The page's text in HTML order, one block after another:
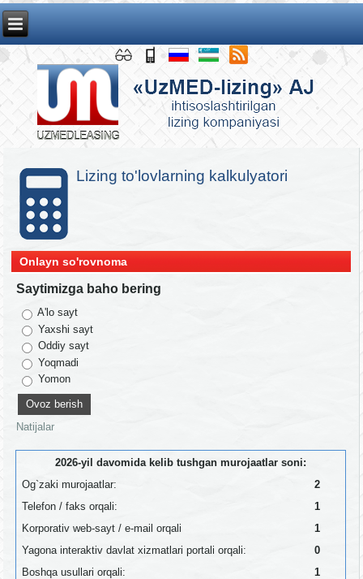
Lizing to'lovlarning kalkulyatori
Onlayn so'rovnoma
Saytimizga baho bering
A'lo sayt
Yaxshi sayt
Oddiy sayt
Yoqmadi
Yomon
Natijalar
2026-yil davomida kelib tushgan murojaatlar soni:
Og`zaki murojaatlar:
2
Telefon / faks orqali:
1
Korporativ web-sayt / e-mail orqali
1
Yagona interaktiv davlat xizmatlari portali orqali:
0
Boshqa usullari orqali:
1